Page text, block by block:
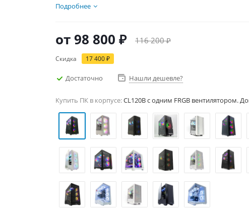
1000Гб + HDD 2Тб, БП 600Вт
Подробнее
от98 800 ₽ 116 200 ₽
Скидка 17 400 ₽
Достаточно Нашли дешевле?
Купить ПК в корпусе:CL120B c одним FRGB вентилятором.